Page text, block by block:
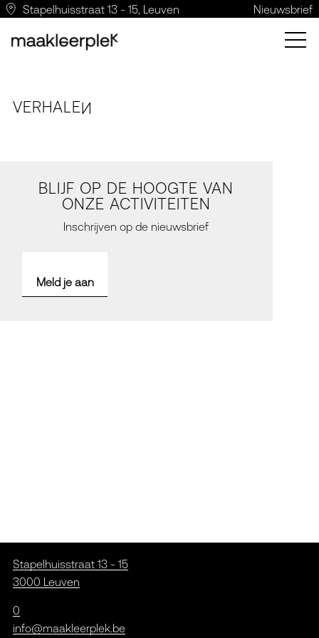
Stapelhuisstraat 13 - 15, Leuven Nieuwsbrief
VERHALEN
BLIJF OP DE HOOGTE VAN
ONZE ACTIVITEITEN
Inschrijven op de nieuwsbrief
Meld je aan
Stapelhuisstraat 13 - 15
3000 Leuven
0
info@maakleerplek.be